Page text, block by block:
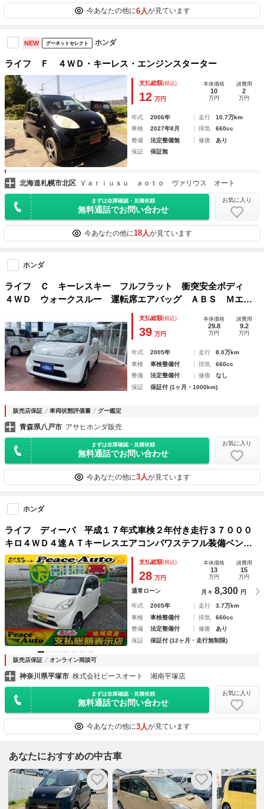
今あなたの他に6人が見ています
NEW グーネットセレクト ホンダ
ライフ Ｆ ４ＷＤ・キーレス・エンジンスターター
支払総額(税込)
12 万円
本体価格
10
万円
諸費用
2
万円
年式 2006年 走行
10.7万km
車検
2027年8月 排気
660cc
整備
法定整備無 修復
あり
保証
保証無
北海道札幌市北区 Ｖａｒｉｕｓｕ ａｏｔｏ ヴァリウス オート
まずは在庫確認・見積依頼
無料通話でお問い合わせ
お気に入り
今あなたの他に18人が見ています
ホンダ
ライフ Ｃ キーレスキー フルフラット 衝突安全ボディ
４ＷＤ ウォークスルー 運転席エアバッグ ＡＢＳ Ｍエア
コン カセット ＰＳ ＰＷ Ｗエアバック
支払総額(税込)
39 万円
本体価格
29.8
万円
諸費用
9.2
万円
年式 2005年 走行
8.0万km
車検
車検整備付 排気
660cc
整備
法定整備付 修復
なし
保証
保証付 (1ヶ月・1000km)
販売店保証 車両状態評価書 グー鑑定
青森県八戸市 アサヒホンダ販売
まずは在庫確認・見積依頼
無料通話でお問い合わせ
お気に入り
今あなたの他に3人が見ています
ホンダ
ライフ ディーバ 平成１７年式車検２年付き走行３７０００
キロ４ＷＤ４速ＡＴキーレスエアコンパワステフル装備ベンチ
シートプライバシーガラス電動格納ミラー純正１４インチアル
ミ
支払総額(税込)
28 万円
本体価格
13
万円
諸費用
15
万円
通常ローン 月々 8,300 円
年式 2005年 走行
3.7万km
車検
車検整備付 排気
660cc
整備
法定整備付 修復
あり
保証
保証付 (12ヶ月・走行無制限)
販売店保証 オンライン商談可
神奈川県平塚市 株式会社ピースオート 湘南平塚店
まずは在庫確認・見積依頼
無料通話でお問い合わせ
お気に入り
今あなたの他に3人が見ています
あなたにおすすめの中古車